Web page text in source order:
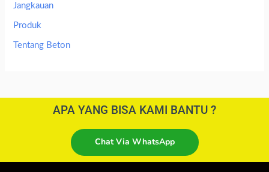
Jangkauan
Produk
Tentang Beton
APA YANG BISA KAMI BANTU ?
Chat Via WhatsApp